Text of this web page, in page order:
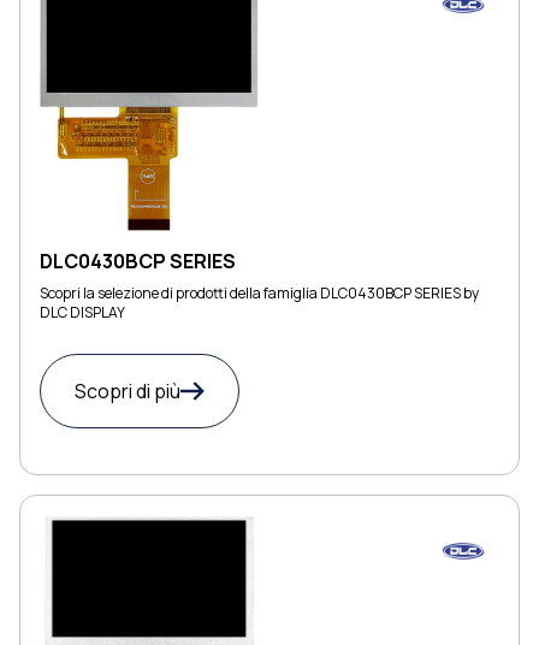
DLC0430BCP SERIES
Scopri la selezione di prodotti della famiglia DLC0430BCP SERIES by
DLC DISPLAY
Scopri di più